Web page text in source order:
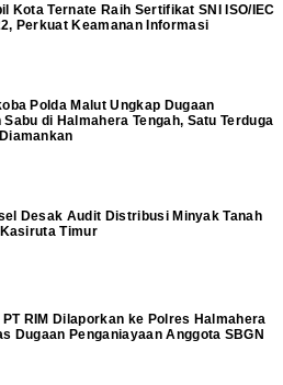
Kota Ternate Raih Sertifikat SNI ISO/IEC
Perkuat Keamanan Informasi
Polda Malut Ungkap Dugaan
di Halmahera Tengah, Satu Terduga
Desak Audit Distribusi Minyak Tanah
Timur
RIM Dilaporkan ke Polres Halmahera
Dugaan Penganiayaan Anggota SBGN